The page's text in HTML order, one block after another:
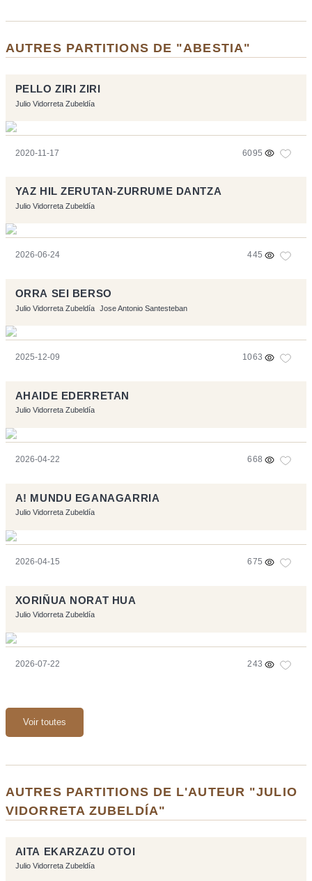
AUTRES PARTITIONS DE "ABESTIA"
PELLO ZIRI ZIRI
Julio Vidorreta Zubeldía
2020-11-17 6095
YAZ HIL ZERUTAN-ZURRUME DANTZA
Julio Vidorreta Zubeldía
2026-06-24 445
ORRA SEI BERSO
Julio Vidorreta Zubeldía Jose Antonio Santesteban
2025-12-09 1063
AHAIDE EDERRETAN
Julio Vidorreta Zubeldía
2026-04-22 668
A! MUNDU EGANAGARRIA
Julio Vidorreta Zubeldía
2026-04-15 675
XORIÑUA NORAT HUA
Julio Vidorreta Zubeldía
2026-07-22 243
Voir toutes
AUTRES PARTITIONS DE L'AUTEUR "JULIO
VIDORRETA ZUBELDÍA"
AITA EKARZAZU OTOI
Julio Vidorreta Zubeldía